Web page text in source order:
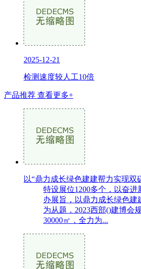
2025-12-21
检测速度较人工10倍
产品推荐 查看更多+
以“鼎力成长绿色建建帮力实现双
特设展位1200多个，以奋进
办展旨，以鼎力成长绿色建
为从题，2023西部()建博会
30000㎡，全力为...